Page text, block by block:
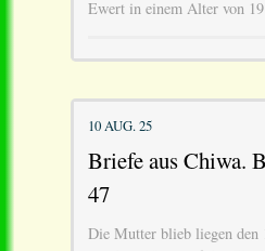
Ewert in einem Alter von 19
10 AUG. 25
Briefe aus Chiwa.
47
Die Mutter blieb liegen den